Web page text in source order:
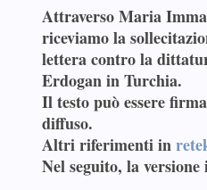
Attraverso Maria
riceviamo la
lettera contro la
Erdogan in Turchia.
Il testo può essere
diffuso.
Altri riferimenti in
Nel seguito, la